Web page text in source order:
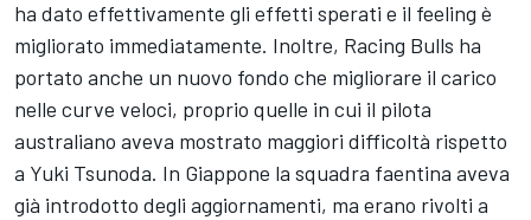
ha dato effettivamente gli effetti sperati e il feeling è
migliorato immediatamente. Inoltre, Racing Bulls ha
portato anche un nuovo fondo che migliorare il carico
nelle curve veloci, proprio quelle in cui il pilota
australiano aveva mostrato maggiori difficoltà rispetto
a Yuki Tsunoda. In Giappone la squadra faentina aveva
già introdotto degli aggiornamenti, ma erano rivolti a